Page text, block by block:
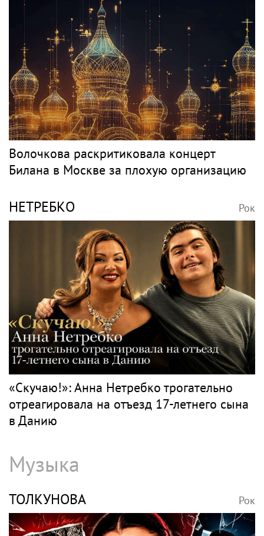
Волочкова раскритиковала концерт
Билана в Москве за плохую организацию
НЕТРЕБКО Рок
«Скучаю!»: Анна Нетребко трогательно
отреагировала на отъезд 17-летнего сына
в Данию
Музыка
ТОЛКУНОВА Рок